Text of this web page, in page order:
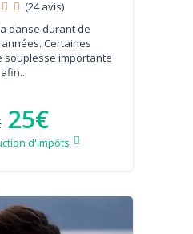
(24 avis)
danse durant de
Certaines
souplesse importante
afin...
25€
d'impôts